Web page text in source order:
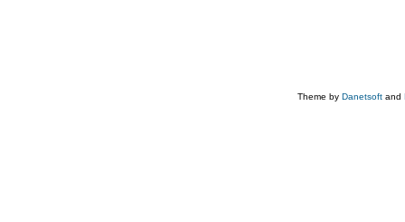
Theme by Danetsoft and